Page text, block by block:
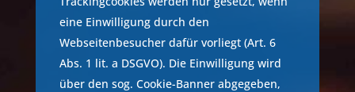
eine Einwilligung durch den
Webseitenbesucher dafür vorliegt (Art. 6
Abs. 1 lit. a DSGVO). Die Einwilligung wird
über den sog. Cookie-Banner abgegeben,